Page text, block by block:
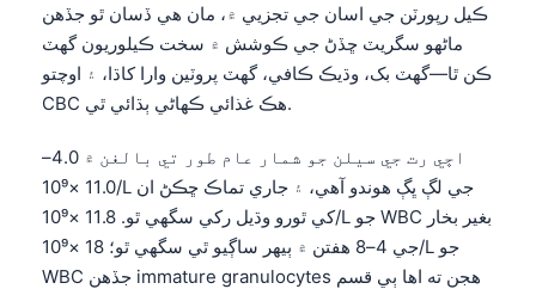
ڪيل رپورٽن جي اسان جي تجزيي ۾، مان هي ڏسان ٿو جڏهن
ماڻهو سگريٽ ڇڏڻ جي ڪوشش ۾ سخت ڪيلوريون گهٽ
ڪن ٿا—گهٽ بک، وڌيڪ ڪافي، گهٽ پروٽين وارا کاڌا، ۽ اوچتو
CBC هڪ غذائي ڪهاڻي ٻڌائي ٿي.
اڇي رت جي سيلن جو شمار عام طور تي بالغن ۾ 4.0–
11.0 ×10⁹/L جي لڳ ڀڳ هوندو آهي، ۽ جاري تماڪ ڇڪڻ ان
کي ٿورو وڌيل رکي سگهي ٿو. 11.8 ×10⁹/L جو WBC بغير بخار
جي 4–8 هفتن ۾ ٻيهر ساڳيو ٿي سگهي ٿو؛ 18 ×10⁹/L جو
WBC جڏهن immature granulocytes هجن ته اها ٻي قسم